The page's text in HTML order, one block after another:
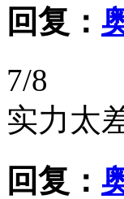
回复：
7/8
实力太
回复：